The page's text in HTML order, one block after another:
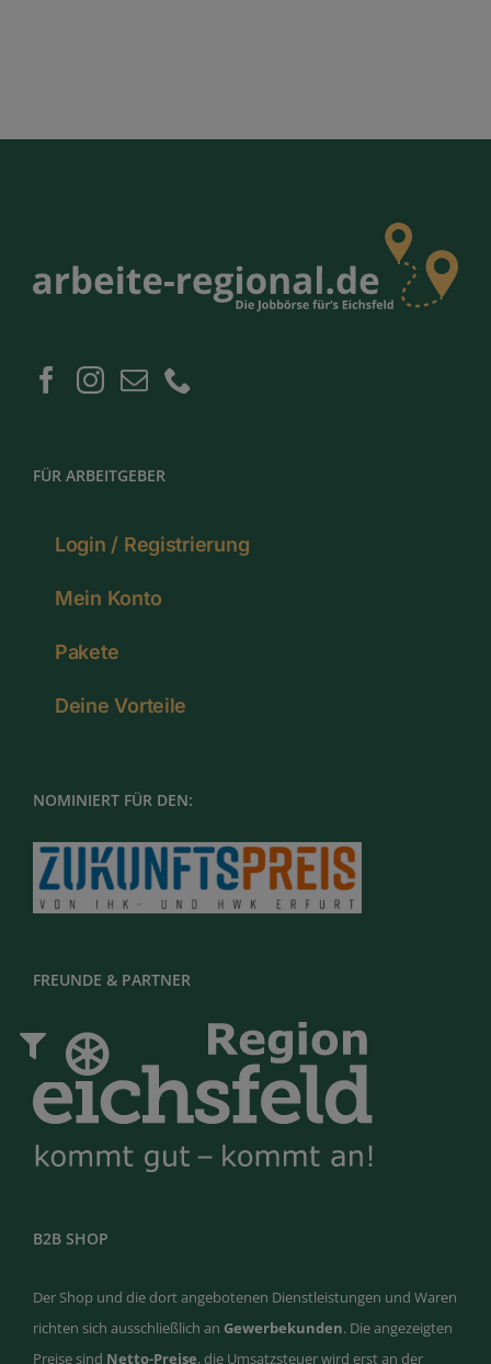
FÜR ARBEITGEBER
Login / Registrierung
Mein Konto
Pakete
Deine Vorteile
NOMINIERT FÜR DEN:
FREUNDE & PARTNER
B2B SHOP
Der Shop und die dort angebotenen Dienstleistungen und Waren
richten sich ausschließlich an Gewerbekunden. Die angezeigten
Preise sind Netto-Preise, die Umsatzsteuer wird erst an der